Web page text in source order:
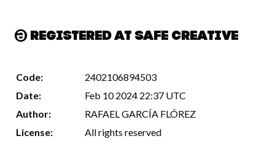
Registered at Safe Creative
Code:
2402106894503
Date:
Feb 10 2024 22:37 UTC
Author:
RAFAEL GARCÍA FLÓREZ
License:
All rights reserved